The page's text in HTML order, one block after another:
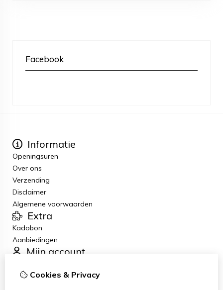
Facebook
Informatie
Openingsuren
Over ons
Verzending
Disclaimer
Algemene voorwaarden
Extra
Kadobon
Aanbiedingen
Mijn account
Bestelhistorie
Cookies & Privacy